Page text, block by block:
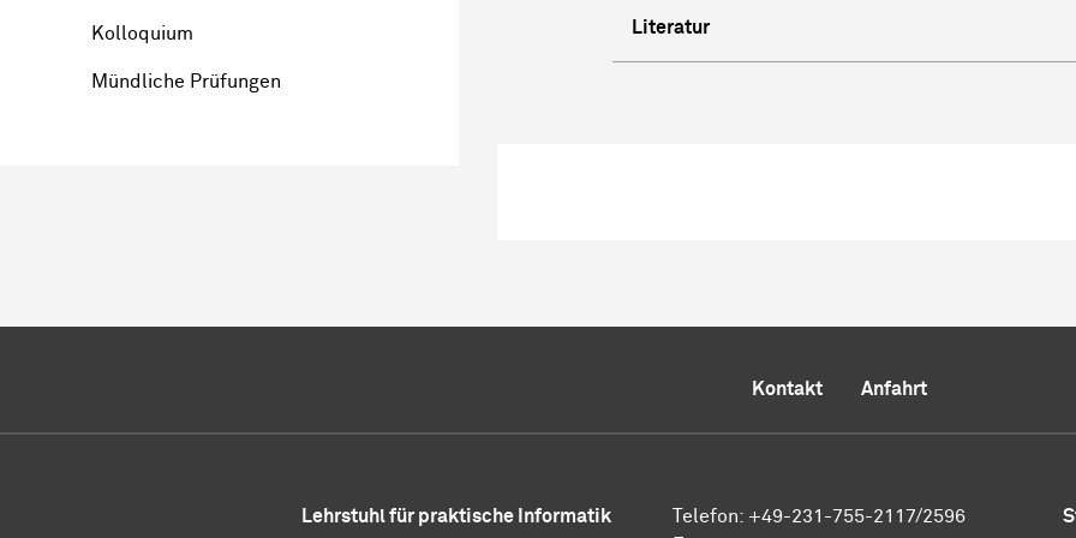
Kolloquium
Mündliche Prüfungen
Literatur
Kontakt Anfahrt
Lehrstuhl für praktische Informatik
Telefon: +49-231-755-2117/2596